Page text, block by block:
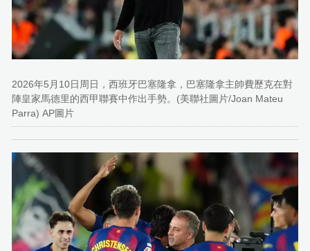
2026年5月10日周日，西班牙巴塞隆拿，巴塞隆拿主帥費歷克在對
陣皇家馬德里的西甲聯賽中作出手勢。(美聯社圖片/Joan Mateu
Parra) AP圖片